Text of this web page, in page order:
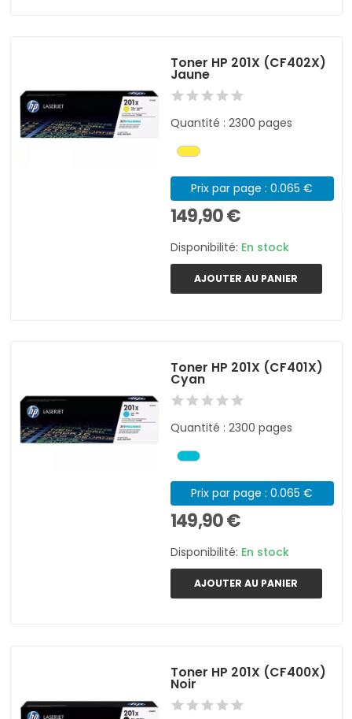
Toner HP 201X (CF402X)
Jaune
Quantité : 2300 pages
Prix par page : 0.065 €
149,90 €
Disponibilité: En stock
AJOUTER AU PANIER
Toner HP 201X (CF401X)
Cyan
Quantité : 2300 pages
Prix par page : 0.065 €
149,90 €
Disponibilité: En stock
AJOUTER AU PANIER
Toner HP 201X (CF400X)
Noir